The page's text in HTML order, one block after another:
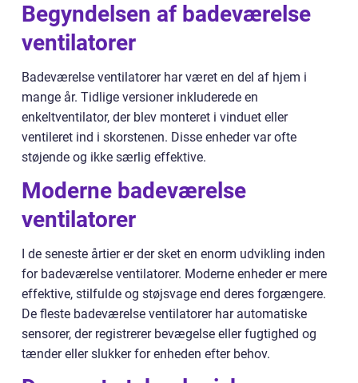
Begyndelsen af badeværelse
ventilatorer
Badeværelse ventilatorer har været en del af hjem i
mange år. Tidlige versioner inkluderede en
enkeltventilator, der blev monteret i vinduet eller
ventileret ind i skorstenen. Disse enheder var ofte
støjende og ikke særlig effektive.
Moderne badeværelse
ventilatorer
I de seneste årtier er der sket en enorm udvikling inden
for badeværelse ventilatorer. Moderne enheder er mere
effektive, stilfulde og støjsvage end deres forgængere.
De fleste badeværelse ventilatorer har automatiske
sensorer, der registrerer bevægelse eller fugtighed og
tænder eller slukker for enheden efter behov.